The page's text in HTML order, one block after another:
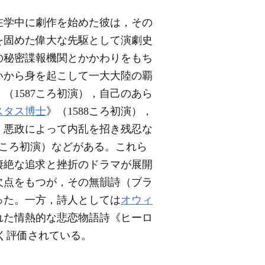
中に劇作を始めた彼は，その
めた偉大な先駆として演劇史
密諜報機関とかかわりをもち
ら身を起こして一大大陸の覇
1587ころ初演），自己のあら
タス博士》（1588ころ初演），
政によって内乱を招き残忍な
ろ初演）などがある。これら
な追求と挫折のドラマが展開
をもつが，その無韻詩（ブラ
。一方，詩人としてはオウィ
情熱的な悲恋物語詩《ヒーロ
価されている。